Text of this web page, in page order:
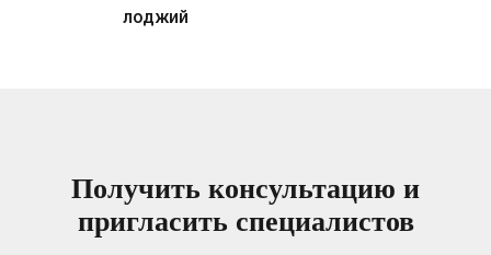
лоджий
Получить консультацию и
пригласить специалистов